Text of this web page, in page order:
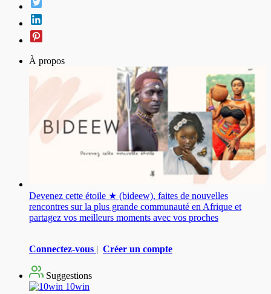
À propos
Devenez cette étoile ★ (bideew), faites de nouvelles
rencontres sur la plus grande communauté en Afrique et
partagez vos meilleurs moments avec vos proches
Connectez-vous | Créer un compte
Suggestions